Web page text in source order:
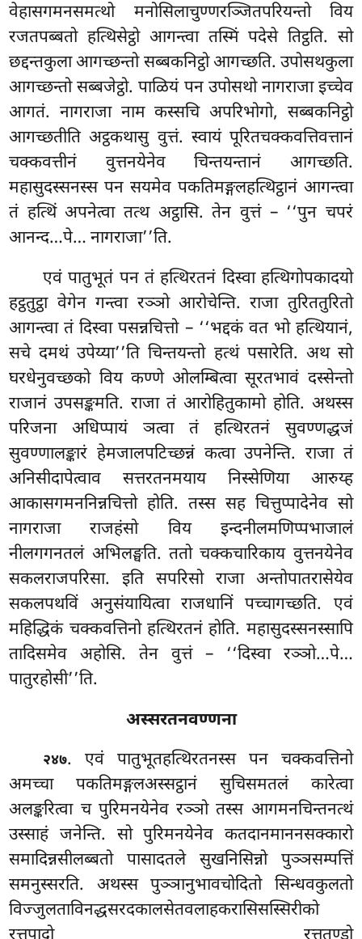
वेहासगमनसमत्थो मनोसिलाचुण्णरञ्जितपरियन्तो विय
रजतपब्बतो हत्थिसेट्ठो आगन्त्वा तस्मिं पदेसे तिट्ठति. सो
छद्दन्तकुला आगच्छन्तो सब्बकनिट्ठो आगच्छति. उपोसथकुला
आगच्छन्तो सब्बजेट्ठो. पाळियं पन उपोसथो नागराजा इच्चेव
आगतं. नागराजा नाम कस्सचि अपरिभोगो, सब्बकनिट्ठो
आगच्छतीति अट्ठकथासु वुत्तं. स्वायं पूरितचक्कवत्तिवत्तानं
चक्कवत्तीनं वुत्तनयेनेव चिन्तयन्तानं आगच्छति.
महासुदस्सनस्स पन सयमेव पकतिमङ्गलहत्थिट्ठानं आगन्त्वा
तं हत्थिं अपनेत्वा तत्थ अट्ठासि. तेन वुत्तं – ‘‘पुन चपरं
आनन्द…पे… नागराजा’’ति.
एवंपातुभूतं पन तं हत्थिरतनं दिस्वा हत्थिगोपकादयो
हट्ठतुट्ठा वेगेन गन्त्वा रञ्ञो आरोचेन्ति. राजा तुरिततुरितो
आगन्त्वा तं दिस्वा पसन्नचित्तो – ‘‘भद्दकं वत भो हत्थियानं,
सचे दमथं उपेय्या’’ति चिन्तयन्तो हत्थं पसारेति. अथ सो
घरधेनुवच्छको विय कण्णे ओलम्बित्वा सूरतभावं दस्सेन्तो
राजानं उपसङ्कमति. राजा तं आरोहितुकामो होति. अथस्स
परिजना अधिप्पायं ञत्वा तं हत्थिरतनं सुवण्णद्धजं
सुवण्णालङ्कारं हेमजालपटिच्छन्नं कत्वा उपनेन्ति. राजा तं
अनिसीदापेत्वाव सत्तरतनमयाय निस्सेणिया आरुय्ह
आकासगमननिन्नचित्तो होति. तस्स सह चित्तुप्पादेनेव सो
नागराजा राजहंसो विय इन्दनीलमणिप्पभाजालं
नीलगगनतलं अभिलङ्घति. ततो चक्कचारिकाय वुत्तनयेनेव
सकलराजपरिसा. इति सपरिसो राजा अन्तोपातरासेयेव
सकलपथविं अनुसंयायित्वा राजधानिं पच्चागच्छति. एवं
महिद्धिकं चक्कवत्तिनो हत्थिरतनं होति. महासुदस्सनस्सापि
तादिसमेव अहोसि. तेन वुत्तं – ‘‘दिस्वा रञ्ञो…पे…
पातुरहोसी’’ति.
अस्सरतनवण्णना
२४७. एवं पातुभूतहत्थिरतनस्स पन चक्कवत्तिनो
अमच्चा पकतिमङ्गलअस्सट्ठानं सुचिसमतलं कारेत्वा
अलङ्करित्वा च पुरिमनयेनेव रञ्ञो तस्स आगमनचिन्तनत्थं
उस्साहं जनेन्ति. सो पुरिमनयेनेव कतदानमाननसक्कारो
समादिन्नसीलब्बतो पासादतले सुखनिसिन्नो पुञ्ञसम्पत्तिं
समनुस्सरति. अथस्स पुञ्ञानुभावचोदितो सिन्धवकुलतो
विज्जुलताविनद्धसरदकालसेतवलाहकरासिसस्सिरीको